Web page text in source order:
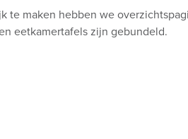
te maken hebben we
eetkamertafels zijn gebundeld.